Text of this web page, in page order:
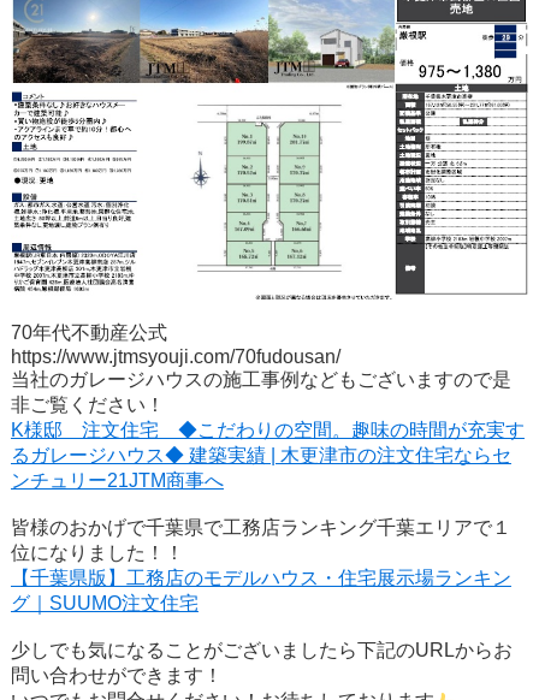
70年代不動産公式
https://www.jtmsyouji.com/70fudousan/
当社のガレージハウスの施工事例などもございますので是
非ご覧ください！
K様邸 注文住宅 ◆こだわりの空間。趣味の時間が充実す
るガレージハウス◆ 建築実績 | 木更津市の注文住宅ならセ
ンチュリー21JTM商事へ
皆様のおかげで千葉県で工務店ランキング千葉エリアで１
位になりました！！
【千葉県版】工務店のモデルハウス・住宅展示場ランキン
グ｜SUUMO注文住宅
少しでも気になることがございましたら下記のURLからお
問い合わせができます！